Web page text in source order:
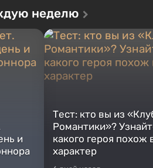
неделю
и
Тест: кто вы из
Романтики»?
какого героя похож
характер